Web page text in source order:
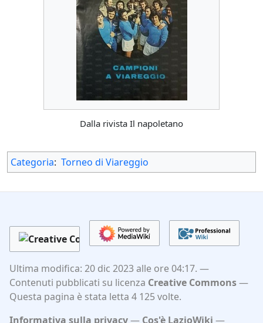
Dalla rivista Il napoletano
Categoria: Torneo di Viareggio
Ultima modifica: 20 dic 2023 alle ore 04:17.
Contenuti pubblicati su licenza Creative Commons
Questa pagina è stata letta 4 125 volte.
Informativa sulla privacy
Cos'è LazioWiki